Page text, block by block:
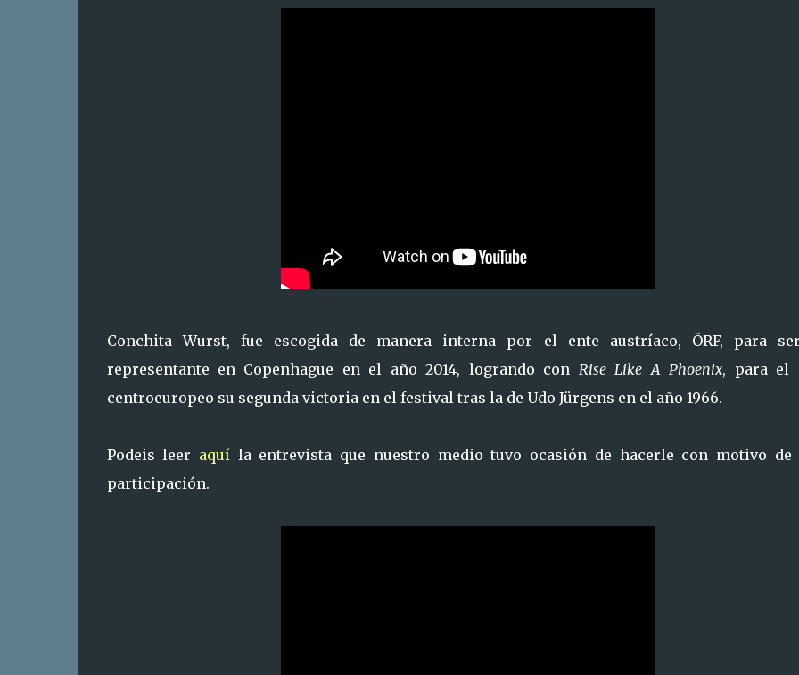
Conchita Wurst, fue escogida de manera interna por el ente austríaco, ÖRF, para
representante en Copenhague en el año 2014, logrando con Rise Like A Phoenix, para el
centroeuropeo su segunda victoria en el festival tras la de Udo Jürgens en el año 1966.
Podeis leer aquíla entrevista que nuestro medio tuvo ocasión de hacerle con motivo de
participación.